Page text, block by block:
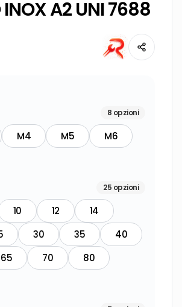
INOX A2 UNI 7688
8 opzioni
M4 M5
M6
25 opzioni
10 12
14
30 35
40
65 70
80